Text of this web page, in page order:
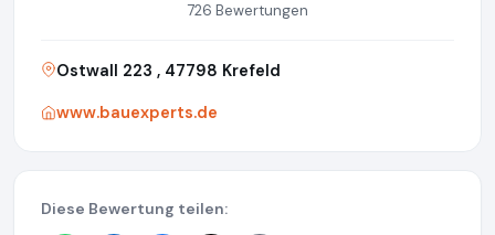
726 Bewertungen
Ostwall 223 , 47798 Krefeld
www.bauexperts.de
Diese Bewertung teilen: